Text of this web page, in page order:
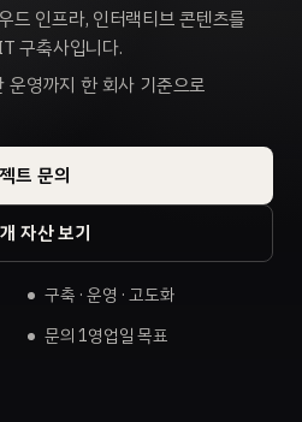
드 인프라, 인터랙티브 콘텐츠를
구축사입니다.
운영까지 한 회사 기준으로
트 문의
자산 보기
구축 · 운영 · 고도화
문의 1영업일 목표